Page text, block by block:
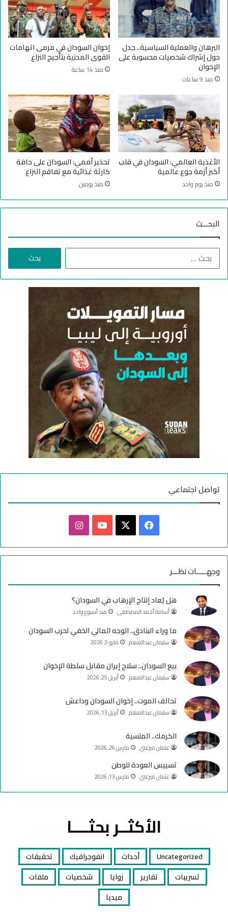
ا
ث
ة
»
ف
ق
م
ف
ي
ا
و
د
ا
البرهان والعملية السياسية.. جدل
حول إشراك شخصيات محسوبة على
الإخوان
منذ 9 ساعات
إخوان السودان في مرمى اتهامات
القوى المدنية بتأجيج النزاع
منذ 14 ساعة
الأغذية العالمي: السودان في قلب
أكبر أزمة جوع عالمية
منذ يوم واحد
تحذير أممي: السودان على حافة
كارثة غذائية مع تفاقم النزاع
منذ يومين
البحـــث
ا
ح
تواصل اجتماعي
ي
ب
و
ك
X
Y
u
T
u
b
e
ن
ت
ق
م
وجهـــــات نظـــر
هل يُعاد إنتاج الإرهاب في السودان؟
أسامة أحمد المصطفى منذ أسبوع واحد
ما وراء البنادق.. الوجه المالي الخفي لحرب السودان
سليمان عبدالمنعم مايو 5, 2026
بيع السودان.. سلاح إيران مقابل سلطة الإخوان
سليمان عبدالمنعم أبريل 25, 2026
تحالف الموت.. إخوان السودان وداعش
سليمان عبدالمنعم أبريل 13, 2026
الكرمك.. المنسية
عثمان ميرغني مارس 26, 2026
تسييس العودة للوطن
عثمان ميرغني مارس 13, 2026
الأكثــر بحثــــا
Uncategorized أحداث انفوجرافيك
تحقيقات
تسريبات
تقارير زوايا شخصيات
ملفات
ميديا